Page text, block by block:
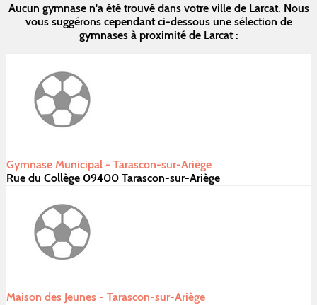
Aucun gymnase n'a été trouvé dans votre ville de Larcat. Nous
vous suggérons cependant ci-dessous une sélection de
gymnases à proximité de Larcat :
Gymnase Municipal - Tarascon-sur-Ariège
Rue du Collège 09400 Tarascon-sur-Ariège
Maison des Jeunes - Tarascon-sur-Ariège